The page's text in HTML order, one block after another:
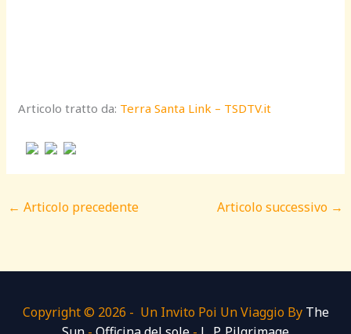
Articolo tratto da: Terra Santa Link – TSDTV.it
← Articolo precedente Articolo successivo →
Copyright © 2026 - Un Invito Poi Un Viaggio By The